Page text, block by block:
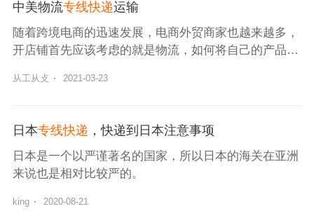
中美物流专线快递运输
随着跨境电商的迅速发展，电商外贸商家也越来越多，
开店铺首先应该考虑的就是物流，如何将自己的产品发
受，所以选择合适的物流就成为首先应该解决的问题。
从工从攴 · 2021-03-23
日本专线快递 ，快递到日本注意事项
日本是一个以严谨著名的国家，所以日本的海关在亚洲
来说也是相对比较严的。
king · 2020-08-21